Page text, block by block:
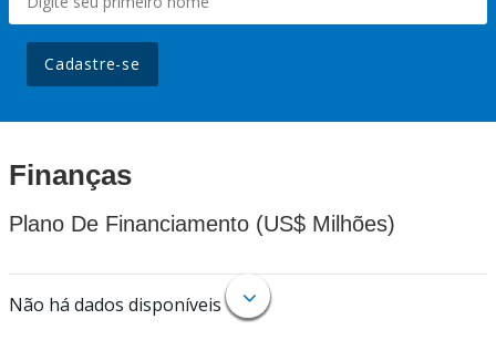
Cadastre-se
Finanças
Plano De Financiamento (US$ Milhões)
Não há dados disponíveis